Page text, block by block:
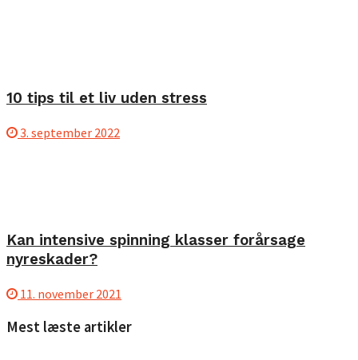
10 tips til et liv uden stress
3. september 2022
Kan intensive spinning klasser forårsage
nyreskader?
11. november 2021
Mest læste artikler